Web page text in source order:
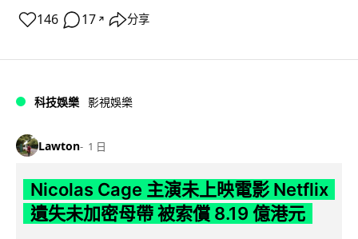
146 17 ↗ 分享
科技娛樂 影視娛樂
Lawton 1 日
Nicolas Cage 主演未上映電影 Netflix
遺失未加密母帶 被索償 8.19 億港元